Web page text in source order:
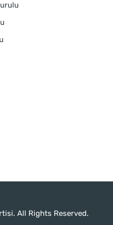
All Rights Reserved.